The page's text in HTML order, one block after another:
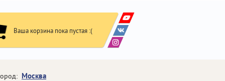
Ваша корзина пока пустая :(
Москва